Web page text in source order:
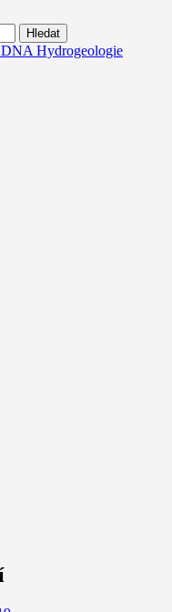
Hydrogeologie